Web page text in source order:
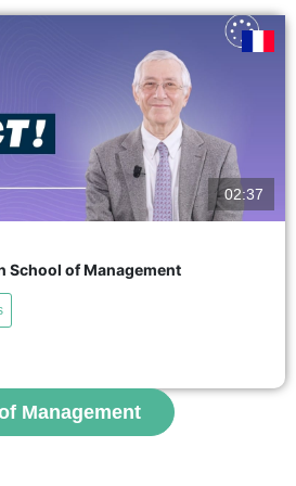
place croissante dans le discours et la
les changements significatifs,
action, un programme ou une organisation.
02:37
School of Management
Management